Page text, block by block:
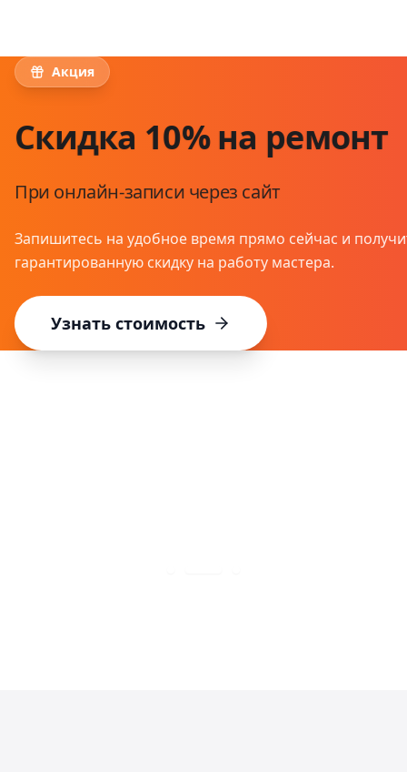
Акция
Скидка 10% на ремонт
При онлайн-записи через сайт
Запишитесь на удобное время прямо сейчас и
гарантированную скидку на работу мастера.
Узнать стоимость